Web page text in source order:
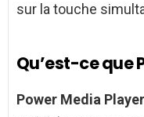
sur la touche
Qu’est-ce que
Power Media Player